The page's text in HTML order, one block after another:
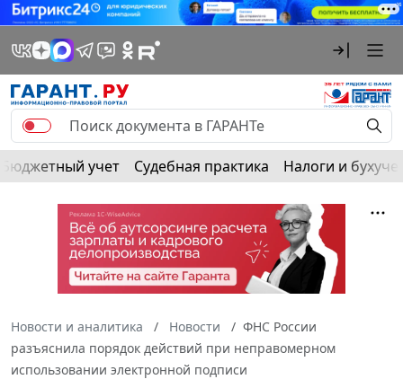
Бюджетный учет Судебная практика Налоги и
Новости и аналитика Новости
ФНС России
разъяснила порядок действий при неправомерном
использовании электронной подписи